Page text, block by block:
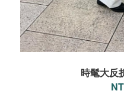
時髦大反